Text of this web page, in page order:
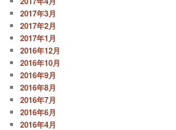
2017年3月
2017年2月
2017年1月
2016年12月
2016年10月
2016年9月
2016年8月
2016年7月
2016年6月
2016年4月